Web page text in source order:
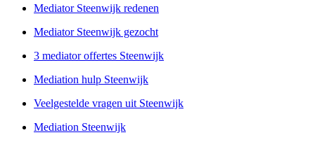
Mediator Steenwijk redenen
Mediator Steenwijk gezocht
3 mediator offertes Steenwijk
Mediation hulp Steenwijk
Veelgestelde vragen uit Steenwijk
Mediation Steenwijk